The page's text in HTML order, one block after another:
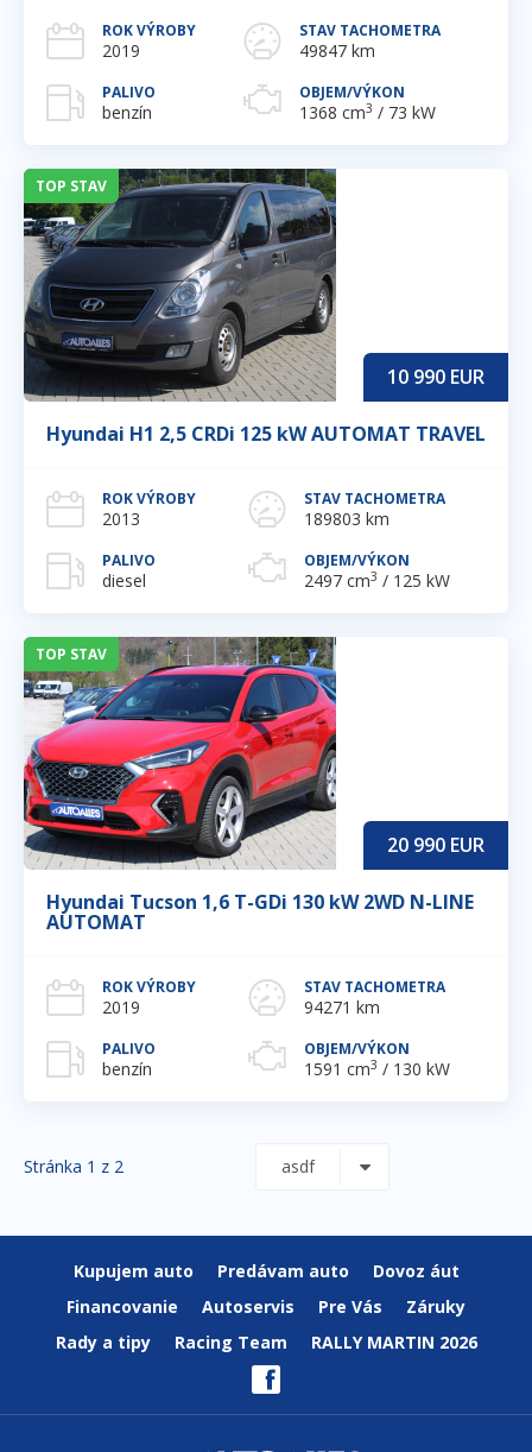
ROK VÝROBY
2019
STAV TACHOMETRA
49847 km
PALIVO
benzín
OBJEM/VÝKON
1368 cm3 / 73 kW
TOP STAV
10 990 EUR
Hyundai H1 2,5 CRDi 125 kW AUTOMAT TRAVEL
ROK VÝROBY
2013
STAV TACHOMETRA
189803 km
PALIVO
diesel
OBJEM/VÝKON
2497 cm3 / 125 kW
TOP STAV
20 990 EUR
Hyundai Tucson 1,6 T-GDi 130 kW 2WD N-LINE
AUTOMAT
ROK VÝROBY
2019
STAV TACHOMETRA
94271 km
PALIVO
benzín
OBJEM/VÝKON
1591 cm3 / 130 kW
Stránka 1 z 2
Kupujem auto Predávam auto
Dovoz áut
Financovanie
Autoservis Pre Vás
Záruky
Rady a tipy
Racing Team RALLY MARTIN 2026